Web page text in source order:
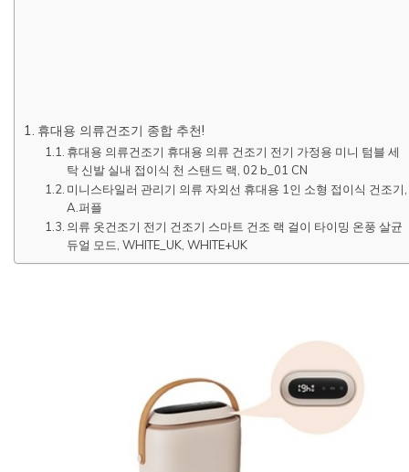
휴대용 의류건조기 종합 추천!
휴대용 의류건조기 휴대용 의류 건조기 전기 가정용 미니 텀블 세
탁 신발 실내 접이식 천 스탠드 랙, 02 b_01 CN
미니스타일러 관리기 의류 자외선 휴대용 1인 소형 접이식 건조기,
A.퍼플
의류 옷건조기 전기 건조기 스마트 건조 랙 걸이 타이밍 온풍 살균
듀얼 모드, WHITE_UK, WHITE+UK